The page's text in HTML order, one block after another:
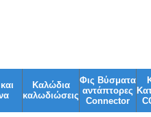
Kαλώδια
καλωδιώσεις
Φις Βύσματα
αντάπτορες
Connector